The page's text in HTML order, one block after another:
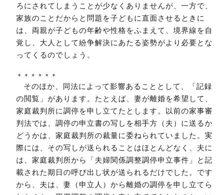
ろにされてしまうことが少なくありませんが、一方で、
家族のことだからと問題を子どもに直面させるときに
は、両親が子どもの年齢や性格をふまえて、境界線を自
覚し、大人として紛争解決にあたる姿勢がより必要とな
ってくるのでしょう。
＊＊＊＊＊＊
そのほか、同法によって影響あることとして、「記録
の閲覧」があります。たとえば、妻が離婚を希望して、
家庭裁判所に調停を申し立てたとします。以前の家事審
判法では、調停の申立書の写しを相手方（夫）に送るか
どうかは、家庭裁判所の裁量に委ねられていました。実
際には、その写しが送られることはほとんどなく、夫に
は、家庭裁判所から「夫婦関係調整調停申立事件」と記
載された期日の呼び出し状が送られるだけでした。です
から、夫は、妻（申立人）から離婚の調停を申し立てら